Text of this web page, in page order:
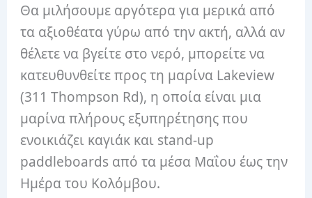
Θα μιλήσουμε αργότερα για μερικά από
τα αξιοθέατα γύρω από την ακτή, αλλά αν
θέλετε να βγείτε στο νερό, μπορείτε να
κατευθυνθείτε προς τη μαρίνα Lakeview
(311 Thompson Rd), η οποία είναι μια
μαρίνα πλήρους εξυπηρέτησης που
ενοικιάζει καγιάκ και stand-up
paddleboards από τα μέσα Μαΐου έως την
Ημέρα του Κολόμβου.